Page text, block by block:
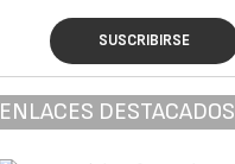
SUSCRIBIRSE
ENLACES DESTACADOS